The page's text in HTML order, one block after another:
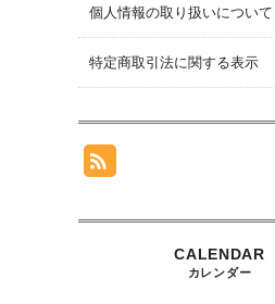
個人情報の取り扱いについて
特定商取引法に関する表示